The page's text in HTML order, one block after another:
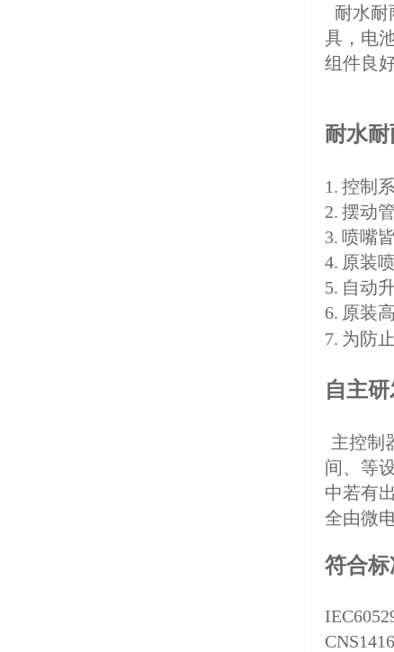
耐水耐
具，电
组件良
耐水
1. 控制
2. 摆动
3. 喷嘴
4. 原装
5. 自动
6. 原装
7. 为防
自主
主控制
间、等
中若有
全由微
符合标